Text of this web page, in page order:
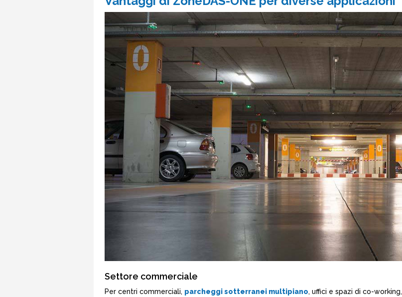
Settore commerciale
Per centri commerciali, parcheggi sotterranei multipiano, uffici e spazi di co-working,